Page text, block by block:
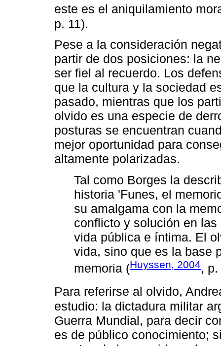
este es el aniquilamiento
p. 11).
Pese a la consideración
partir de dos posiciones: la
ser fiel al recuerdo. Los
que la cultura y la sociedad
pasado, mientras que los
olvido es una especie de
posturas se encuentran
mejor oportunidad para
altamente polarizadas.
Tal como Borges la
historia 'Funes, el
su amalgama con la
conflicto y solución en
vida pública e íntima. El
vida, sino que es la base
memoria (Huyssen, 2004,
Para referirse al olvido,
estudio: la dictadura militar
Guerra Mundial, para decir
es de público conocimiento;